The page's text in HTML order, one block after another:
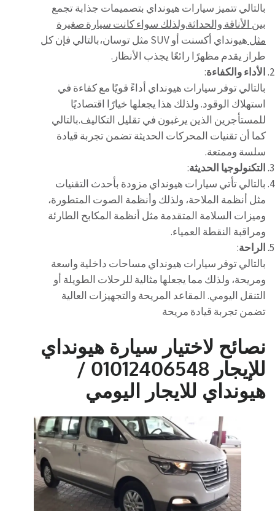
بالتالي تتميز سيارات هيونداي بتصميمات جذابة تجمع
بين الأناقة والحداثة.ولذلك سواء كانت سيارة صغيرة
مثل
هيونداي أكسنت أو SUV مثل توسان،بالتالي فإن كل
طراز يقدم مظهرًا رائعًا يجذب الأنظار.
الأداء والكفاءة:
بالتالي توفر سيارات هيونداي أداءً قويًا مع كفاءة في
استهلاك الوقود. ولذلك هذا يجعلها خيارًا اقتصاديًا
للمستأجرين الذين يرغبون في تقليل التكاليف.بالتالي
كما أن تقنيات المحركات الحديثة تضمن تجربة قيادة
سلسة وممتعة.
التكنولوجيا الحديثة:
بالتالي تأتي سيارات هيونداي مزودة بأحدث التقنيات
مثل أنظمة الملاحة، ولذلك وأنظمة الصوت المتطورة،
وميزات السلامة المتقدمة مثل أنظمة المكابح الطارئة
ومراقبة النقطة العمياء.
الراحة:
بالتالي توفر سيارات هيونداي مساحات داخلية واسعة
ومريحة، ولذلك مما يجعلها مثالية للرحلات الطويلة أو
التنقل اليومي. المقاعد المريحة والتجهيزات العالية
تضمن تجربة قيادة مريحة
نصائح لاختيار سيارة هيونداي
للإيجار 01012406548 /
هيونداي للايجار اليومي